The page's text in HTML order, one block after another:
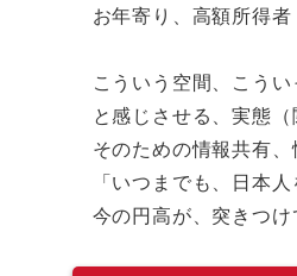
お年寄り、高額所得者
こういう空間、こうい
と感じさせる、実態（
そのための情報共有、
「いつまでも、日本人
今の円高が、突きつけ